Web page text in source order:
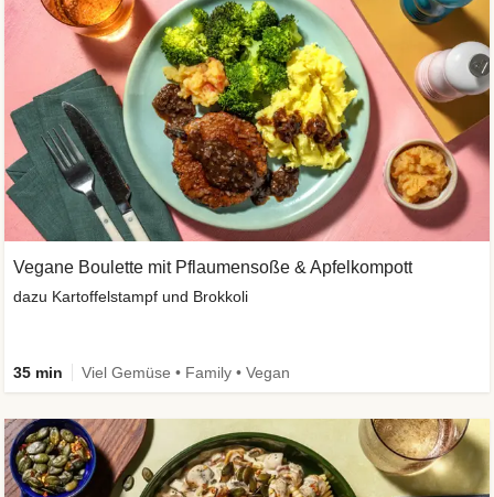
Vegane Boulette mit Pflaumensoße & Apfelkompott
dazu Kartoffelstampf und Brokkoli
35 min Viel Gemüse • Family • Vegan